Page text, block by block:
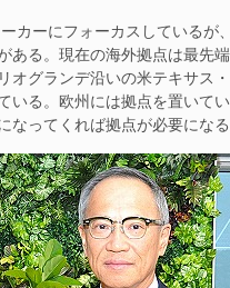
ーにフォーカスしているが
ある。現在の海外拠点は最先
オグランデ沿いの米テキサス
いる。欧州には拠点を置いて
ってくれば拠点が必要になる